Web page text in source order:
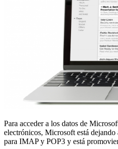
Para acceder a los datos de
electrónicos, Microsoft está dejando
para IMAP y POP3 y está